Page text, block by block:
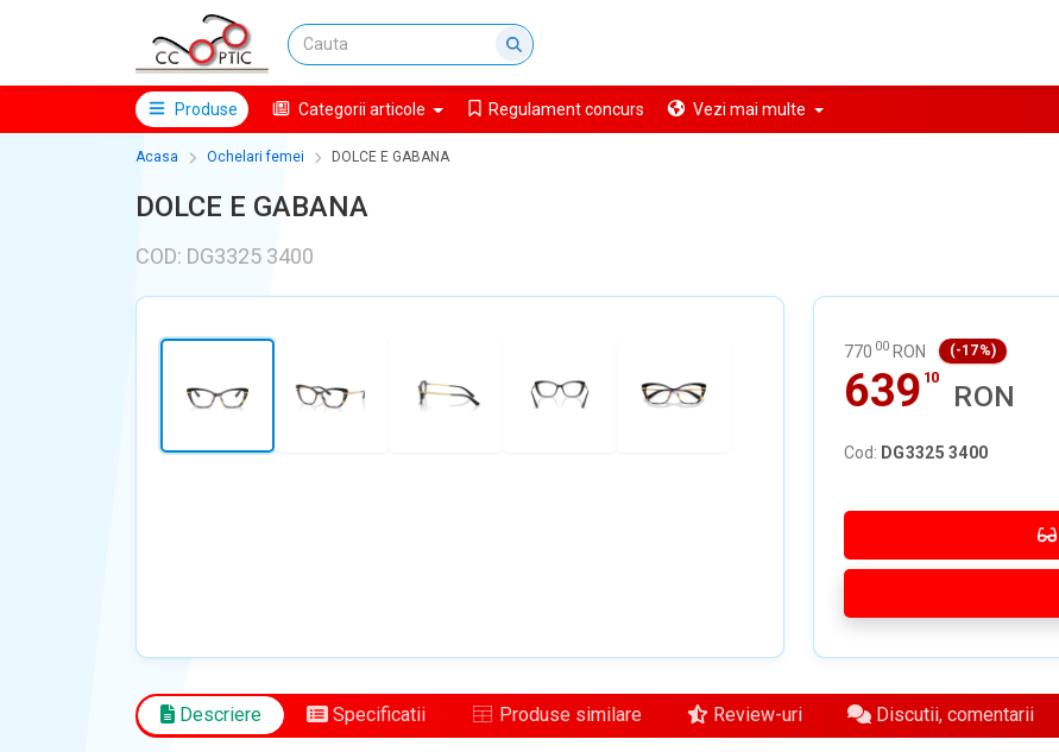
Produse Categorii articole Regulament concurs Vezi mai multe
Acasa Ochelari femei DOLCE E GABANA
DOLCE E GABANA
COD: DG3325 3400
770 00 RON (-17%)
639 10
RON
Cod: DG3325 3400
Descriere Specificatii Produse similare Review-uri Discutii, comentarii